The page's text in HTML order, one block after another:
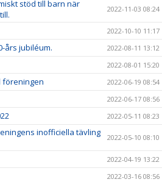
stöd till barn när
2022-11-03 08:24
2022-10-10 11:17
års jubiléum. 2022-08-11 13:12
2022-08-01 15:20
föreningen 2022-06-19 08:54
2022-06-17 08:56
2022-05-11 08:23
inofficiella tävling
2022-05-10 08:10
2022-04-19 13:22
2022-03-16 08:56